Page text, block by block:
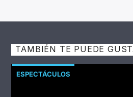
TAMBIÉN TE PUEDE
ESPECTÁCULOS